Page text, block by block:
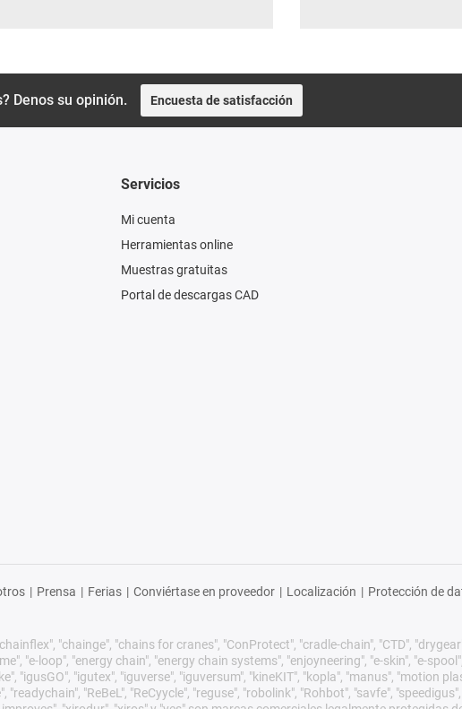
Denos su opinión. Encuesta de satisfacción
Servicios
Mi cuenta
Herramientas online
Muestras gratuitas
Portal de descargas CAD
| Prensa | Ferias | Conviértase en proveedor | Localización | Protección de
"chainge", "chains for cranes", "ConProtect", "cradle-chain", "CTD",
"e-loop", "energy chain", "energy chain systems", "enjoyneering", "e-skin", "e-
"igusGO", "igutex", "iguverse", "iguversum", "kineKIT", "kopla", "manus", "motion
"readychain", "ReBeL", "ReCyycle", "reguse", "robolink", "Rohbot", "savfe",